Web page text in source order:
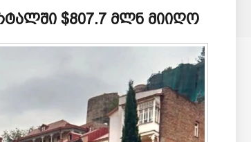
$807.7 მლნ მიიღო